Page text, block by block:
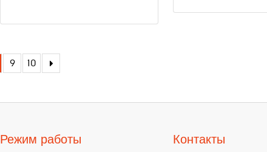
9 10
Режим работы Контакты